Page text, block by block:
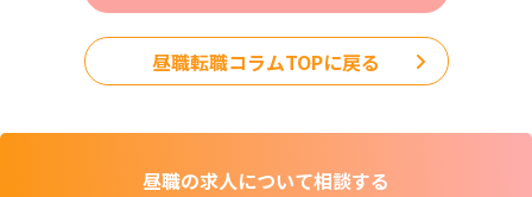
昼職転職コラムTOPに戻る
昼職の求人について相談する